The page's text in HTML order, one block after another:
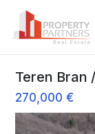
Teren Bran
270,000 €